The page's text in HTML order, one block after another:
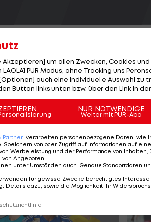
(ÖPC) entsendet 27 Männer und
bis 9.9.). Zu den Routiniers wie
oder Martin Legner
"Medaillenlos werden wir nicht
Pfaller.
Akzeptieren] um allen Zwecken, Cookies
PUR Modus, ohne Tracking uns
auch eine individuelle Auswahl zu
Button links unten bzw. über den Link in
NUR NOTWENDIGE
Weiter mit PUR-Abo
Partner verarbeiten personenbezogene Daten, wie
: Speichern von oder Zugriff auf Informationen auf
Werbeleistung und der Performance von Inhalten,
von Angeboten
unter Umständen auch: Genaue Standortdaten
für gewisse Zwecke berechtigtes Interesse
Details dazu, sowie die Möglichkeit Ihr